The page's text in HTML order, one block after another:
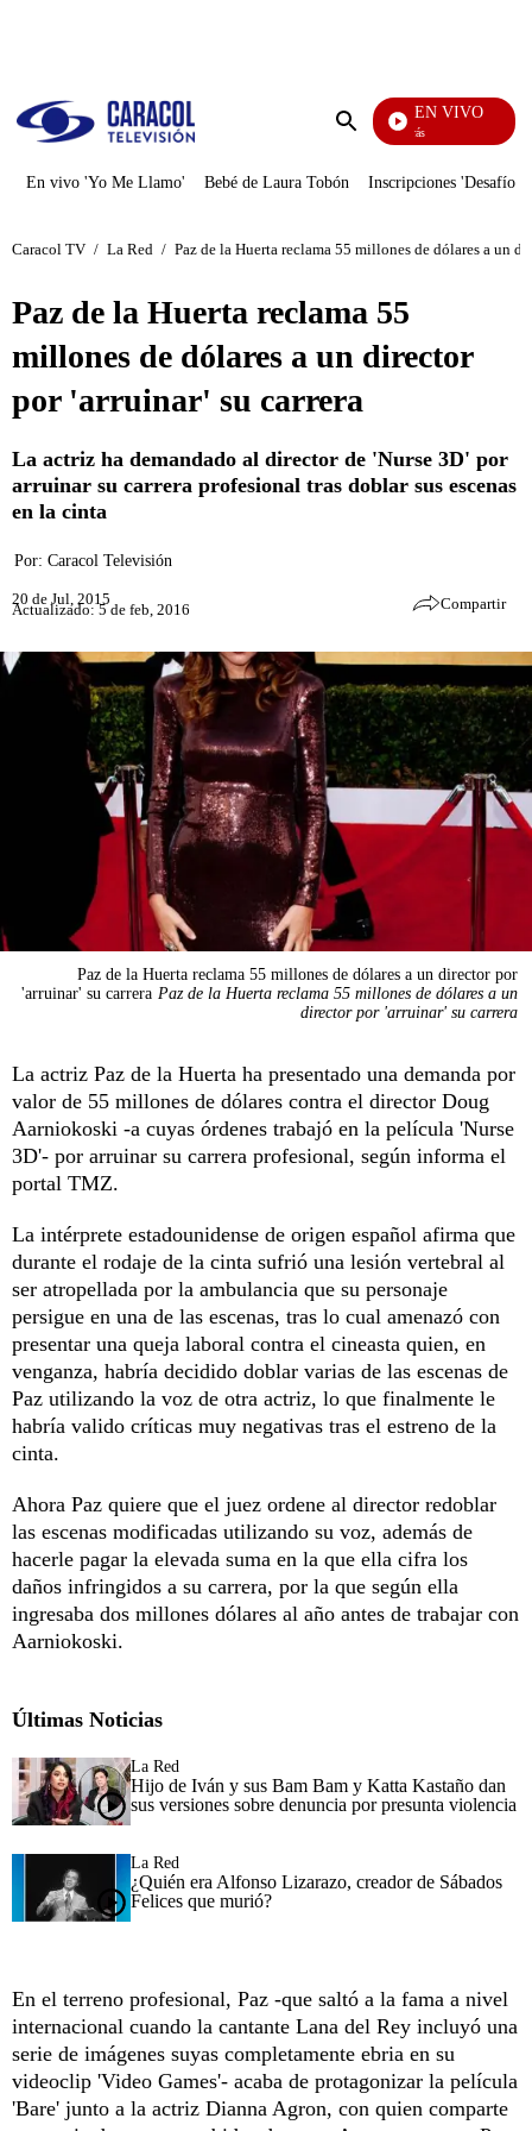
Enviar
EN VIVO
También Caerás
En vivo 'Yo Me Llamo' Bebé de Laura Tobón Inscripciones 'Desafío'
Caracol TV / La Red / Paz de la Huerta reclama 55 millones de dólares a un
Paz de la Huerta reclama 55
millones de dólares a un director
por 'arruinar' su carrera
La actriz ha demandado al director de 'Nurse 3D' por
arruinar su carrera profesional tras doblar sus escenas
en la cinta
Por: Caracol Televisión
20 de Jul, 2015
Actualizado: 5 de feb, 2016 Compartir
Paz de la Huerta reclama 55 millones de dólares a un director por
'arruinar' su carrera Paz de la Huerta reclama 55 millones de dólares a un
director por 'arruinar' su carrera
La actriz Paz de la Huerta ha presentado una demanda por
valor de 55 millones de dólares contra el director Doug
Aarniokoski -a cuyas órdenes trabajó en la película 'Nurse
3D'- por arruinar su carrera profesional, según informa el
portal TMZ.
La intérprete estadounidense de origen español afirma que
durante el rodaje de la cinta sufrió una lesión vertebral al
ser atropellada por la ambulancia que su personaje
persigue en una de las escenas, tras lo cual amenazó con
presentar una queja laboral contra el cineasta quien, en
venganza, habría decidido doblar varias de las escenas de
Paz utilizando la voz de otra actriz, lo que finalmente le
habría valido críticas muy negativas tras el estreno de la
cinta.
Ahora Paz quiere que el juez ordene al director redoblar
las escenas modificadas utilizando su voz, además de
hacerle pagar la elevada suma en la que ella cifra los
daños infringidos a su carrera, por la que según ella
ingresaba dos millones dólares al año antes de trabajar con
Aarniokoski.
Últimas Noticias
La Red
Hijo de Iván y sus Bam Bam y Katta Kastaño dan
sus versiones sobre denuncia por presunta violencia
La Red
¿Quién era Alfonso Lizarazo, creador de Sábados
Felices que murió?
En el terreno profesional, Paz -que saltó a la fama a nivel
internacional cuando la cantante Lana del Rey incluyó una
serie de imágenes suyas completamente ebria en su
videoclip 'Video Games'- acaba de protagonizar la película
'Bare' junto a la actriz Dianna Agron, con quien comparte